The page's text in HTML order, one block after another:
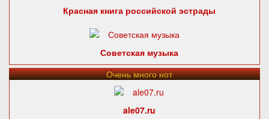
Красная книга российской эстрады
Советская музыка
Очень много нот
ale07.ru